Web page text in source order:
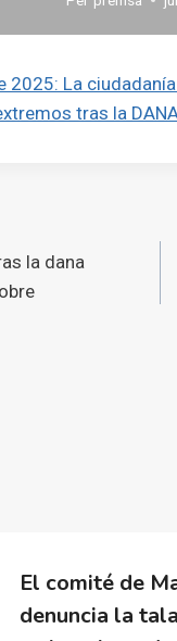
2025: La
tras la
la dana
El comité de
denuncia la